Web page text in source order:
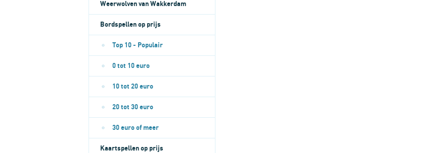
Weerwolven van Wakkerdam
Bordspellen op prijs
Top 10 - Populair
0 tot 10 euro
10 tot 20 euro
20 tot 30 euro
30 euro of meer
Kaartspellen op prijs